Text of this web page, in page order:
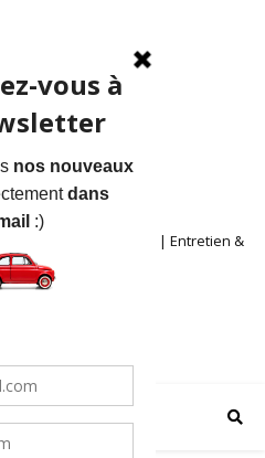
Provence | Location | Entretien &
| Blog